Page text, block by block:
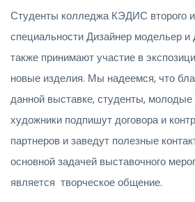
Студенты колледжа КЭДИС второго и
специальности Дизайнер модельер
также принимают участие в
новые изделия. Мы надеемся, что
данной выставке, студенты,
художники подпишут договора и
партнеров и заведут полезные
основной задачей выставочного
является творческое общение.